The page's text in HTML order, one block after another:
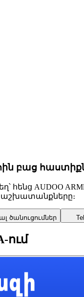
բաց
հենց AUDOO
աշխատանքները։
ծանուցումներ
ում